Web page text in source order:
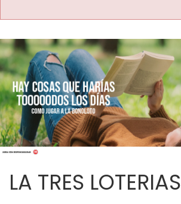
LA TRES LOTERIAS